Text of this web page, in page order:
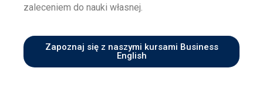
zaleceniem do nauki własnej.
Zapoznaj się z naszymi kursami Business
English